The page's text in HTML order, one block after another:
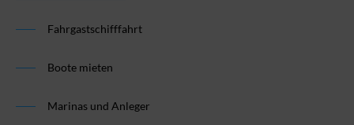
Fahrgastschifffahrt
Boote mieten
Marinas und Anleger